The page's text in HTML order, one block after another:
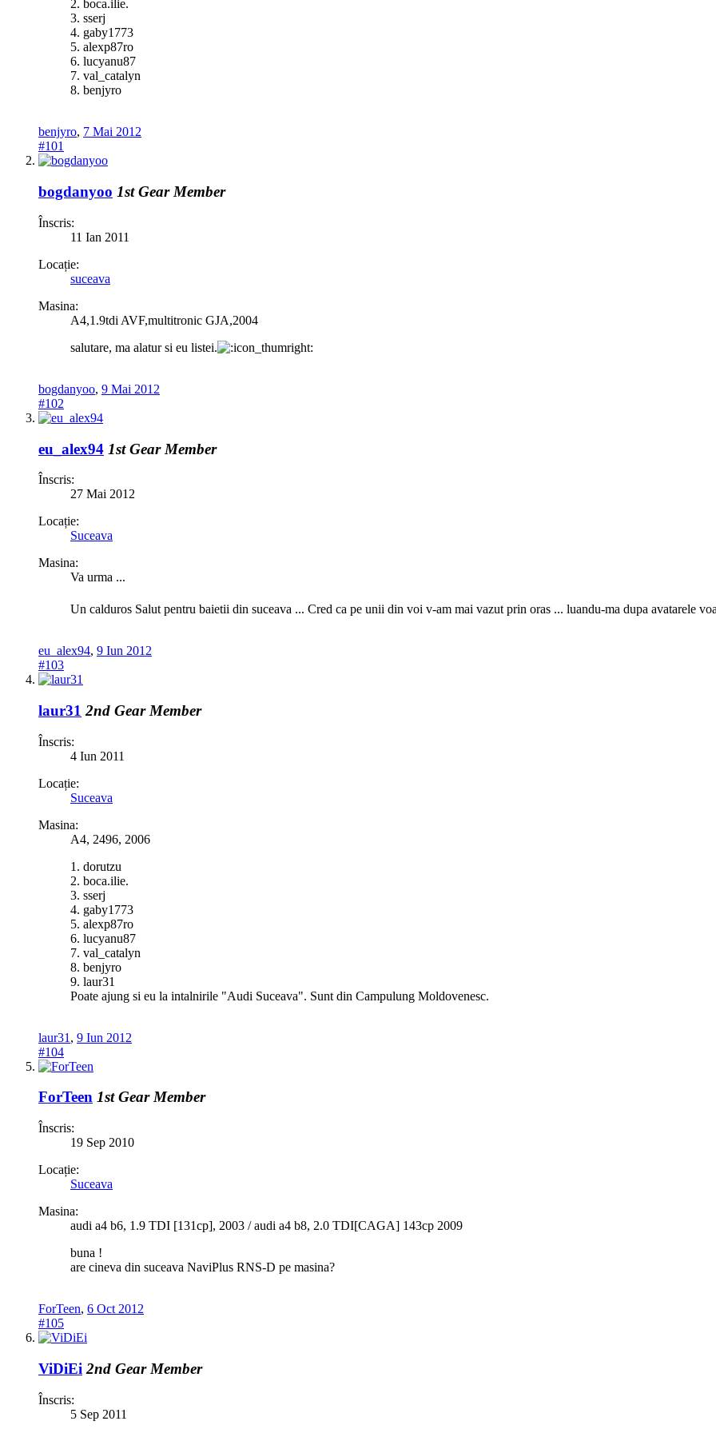
2. boca.ilie.
3. sserj
4. gaby1773
5. alexp87ro
6. lucyanu87
7. val_catalyn
8. benjyro
benjyro, 7 Mai 2012
#101
bogdanyoo 1st Gear Member
Înscris:
11 Ian 2011
Locație:
suceava
Masina:
A4,1.9tdi AVF,multitronic GJA,2004
salutare, ma alatur si eu listei.
bogdanyoo, 9 Mai 2012
#102
eu_alex94 1st Gear Member
Înscris:
27 Mai 2012
Locație:
Suceava
Masina:
Va urma ...
Un calduros Salut pentru baietii din suceava ... Cred ca pe unii din voi v-am mai vazut prin oras ... luandu-ma dupa avatarele
eu_alex94, 9 Iun 2012
#103
laur31 2nd Gear Member
Înscris:
4 Iun 2011
Locație:
Suceava
Masina:
A4, 2496, 2006
1. dorutzu
2. boca.ilie.
3. sserj
4. gaby1773
5. alexp87ro
6. lucyanu87
7. val_catalyn
8. benjyro
9. laur31
Poate ajung si eu la intalnirile "Audi Suceava". Sunt din Campulung Moldovenesc.
laur31 , 9 Iun 2012
#104
ForTeen 1st Gear Member
Înscris:
19 Sep 2010
Locație:
Suceava
Masina:
audi a4 b6, 1.9 TDI [131cp], 2003 / audi a4 b8, 2.0 TDI[CAGA] 143cp 2009
buna !
are cineva din suceava NaviPlus RNS-D pe masina?
ForTeen, 6 Oct 2012
#105
ViDiEi 2nd Gear Member
Înscris:
5 Sep 2011